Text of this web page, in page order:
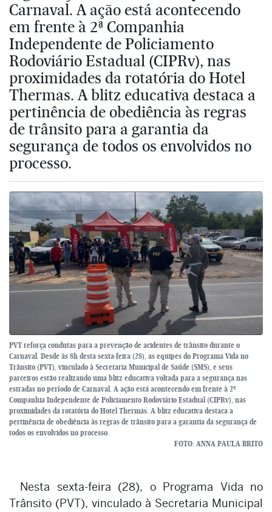
Carnaval. A ação está acontecendo
em frente à 2ª Companhia
Independente de Policiamento
Rodoviário Estadual (CIPRv), nas
proximidades da rotatória do Hotel
Thermas. A blitz educativa destaca a
pertinência de obediência às regras
de trânsito para a garantia da
segurança de todos os envolvidos no
processo.
PVT reforça condutas para a prevenção de acidentes de trânsito durante o
Carnaval. Desde às 8h desta sexta-feira (28), as equipes do Programa Vida no
Trânsito (PVT), vinculado à Secretaria Municipal de Saúde (SMS), e seus
parceiros estão realizando uma blitz educativa voltada para a segurança nas
estradas no período de Carnaval. A ação está acontecendo em frente à 2ª
Companhia Independente de Policiamento Rodoviário Estadual (CIPRv), nas
proximidades da rotatória do Hotel Thermas. A blitz educativa destaca a
pertinência de obediência às regras de trânsito para a garantia da segurança de
todos os envolvidos no processo.
FOTO: ANNA PAULA BRITO
Nesta sexta-feira (28), o Programa Vida no
Trânsito (PVT), vinculado à Secretaria Municipal